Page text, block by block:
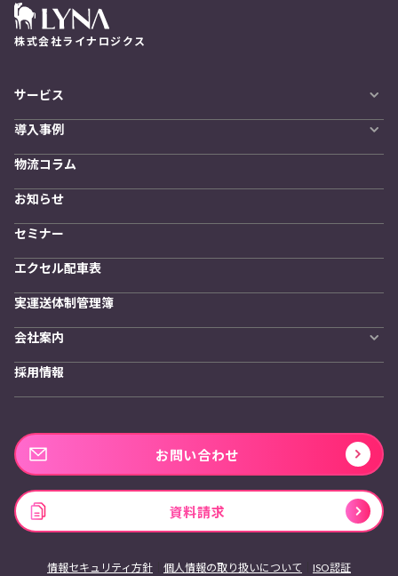
株式会社ライナロジクス
サービス
LYNA DXプラットフォーム
発着管理オプション
訪問計画
物流拠点最適化
開発者向けサービス
導入事例
導入をご検討の方へ
物流コラム
お知らせ
セミナー
エクセル配車表
実運送体制管理簿
会社案内
私たちの想い
採用情報
お問い合わせ
資料請求
情報セキュリティ方針 個人情報の取り扱いについて ISO認証